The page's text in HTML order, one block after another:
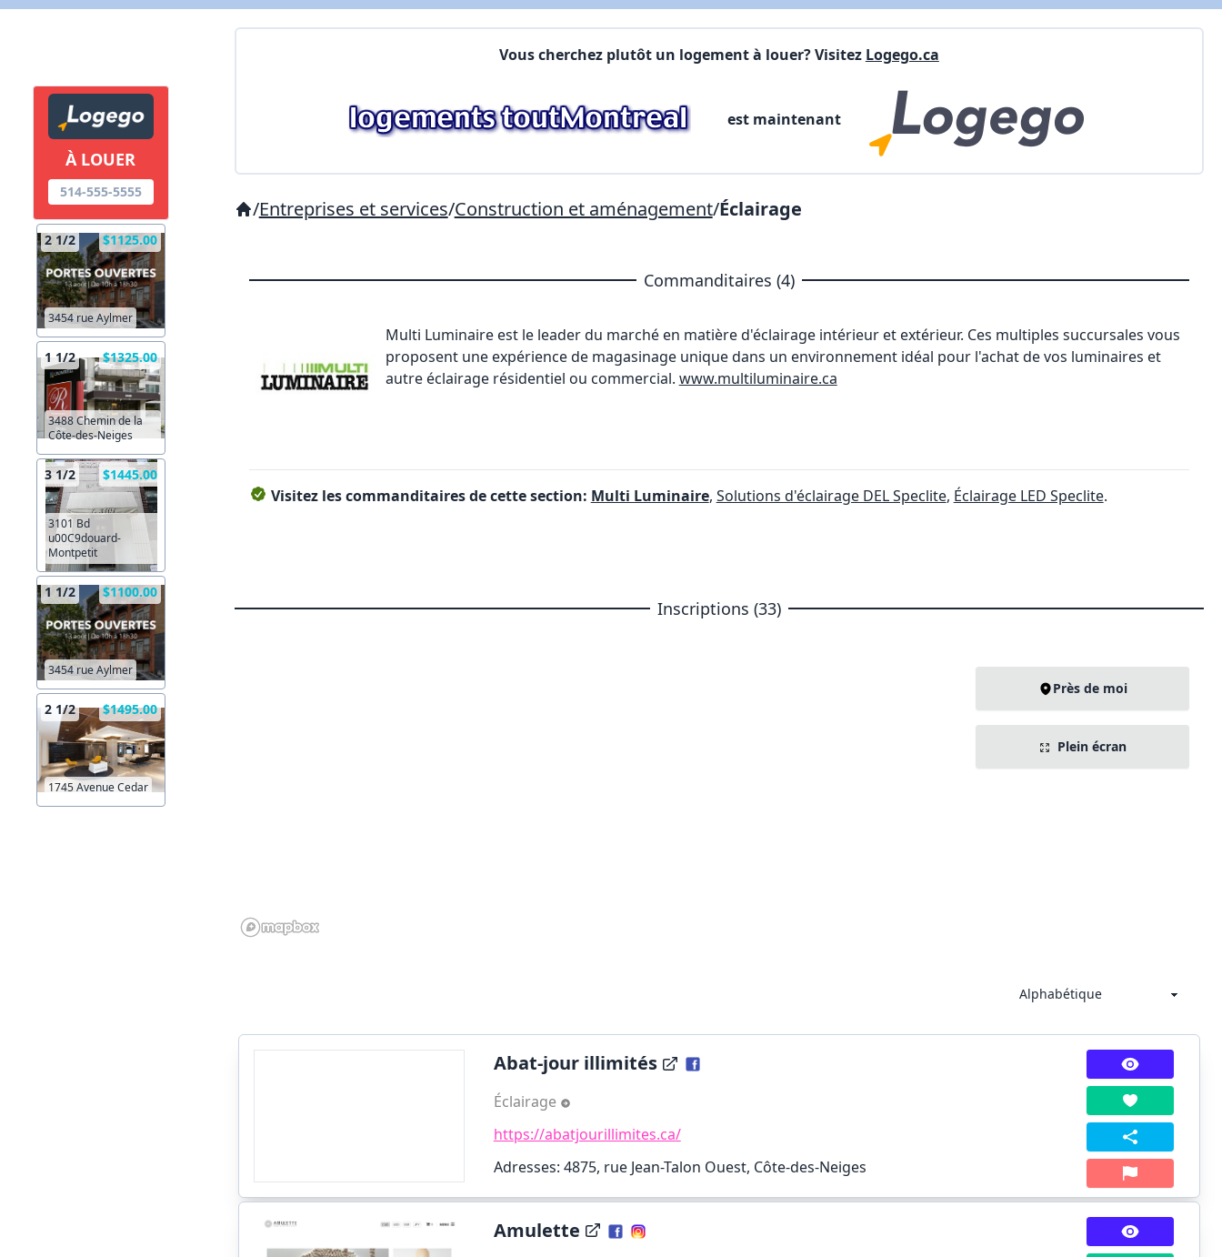
À LOUER
514-555-5555
2 1/2 $1125.00
3454 rue Aylmer
1 1/2 $1325.00
3488 Chemin de la
Côte-des-Neiges
3 1/2 $1445.00
3101 Bd
u00C9douard-
Montpetit
1 1/2 $1100.00
3454 rue Aylmer
2 1/2 $1495.00
1745 Avenue Cedar
Vous cherchez plutôt un logement à louer? Visitez Logego.ca
est maintenant
/Entreprises et services/Construction et aménagement/Éclairage
Commanditaires (4)
Multi Luminaireest le leader du marché en matière d'éclairage intérieur et extérieur. Ces multiples succursales vous
proposent une expérience de magasinage unique dans un environnement idéal pour l'achat de vos luminaires et
autre éclairage résidentiel ou commercial. www.multiluminaire.ca
Visitez les commanditaires de cette section: Multi Luminaire, Solutions d'éclairage DEL Speclite, Éclairage LED Speclite.
Inscriptions (33)
Près de moi
Plein écran
Abat-jour illimités
Éclairage
https://abatjourillimites.ca/
Adresses: 4875, rue Jean-Talon Ouest, Côte-des-Neiges
Amulette
X Fermer Envoyez
Commentaires: